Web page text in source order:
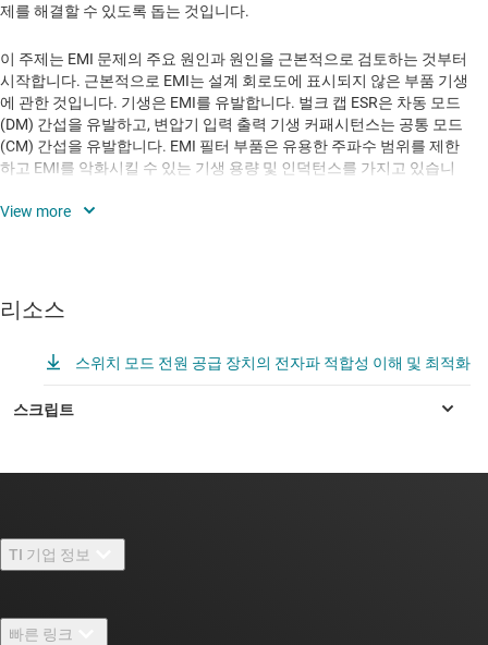
제를 해결할 수 있도록 돕는 것입니다.
이 주제는 EMI 문제의 주요 원인과 원인을 근본적으로 검토하는 것부터
시작합니다. 근본적으로 EMI는 설계 회로도에 표시되지 않은 부품 기생
에 관한 것입니다. 기생은 EMI를 유발합니다. 벌크 캡 ESR은 차동 모드
(DM) 간섭을 유발하고, 변압기 입력 출력 기생 커패시턴스는 공통 모드
(CM) 간섭을 유발합니다. EMI 필터 부품은 유용한 주파수 범위를 제한
하고 EMI를 악화시킬 수 있는 기생 용량 및 인덕턴스를 가지고 있습니
배열을 주의 깊게 설계하면 CM을 줄일 수 있습니다. 추가 제어 권선과
영리한 차폐 배치로 CM은 거의 0으로 무효화 될 수도 있습니다. CM 성
제를 디버그하고 근본 원인을 파악하는 방법을 보여주는 실용적인 기법
니다.
리소스
스위치 모드 전원 공급 장치의 전자파 적합성 이해 및 최적화
TI 기업 정보
빠른 링크